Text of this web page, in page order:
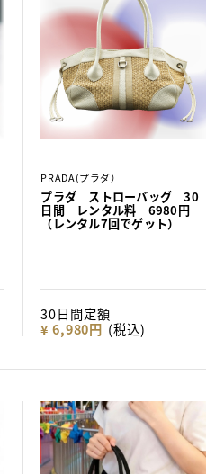
PRADA(プラダ）
プラダ ストローバッグ 30
日間 レンタル料 6980円
（レンタル7回でゲット）
30日間定額
¥ 6,980円 (税込)